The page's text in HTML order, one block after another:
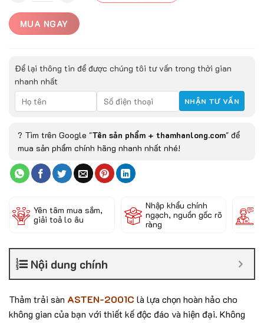
MUA NGAY
Để lại thông tin để được chúng tôi tư vấn trong thời gian
nhanh nhất
? Tìm trên Google "Tên sản phẩm + thamhanlong.com" để
mua sản phẩm chính hãng nhanh nhất nhé!
Yên tâm mua sắm,
giải toả lo âu
Nhập khẩu chính
ngạch, nguồn gốc rõ
ràng
Nội dung chính
Thảm trải sàn ASTEN-2001C là lựa chọn hoàn hảo cho
không gian của bạn với thiết kế độc đáo và hiện đại. Không